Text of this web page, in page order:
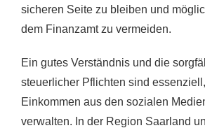
sicheren Seite zu bleiben und
dem Finanzamt zu vermeiden.
Ein gutes Verständnis und die
steuerlicher Pflichten sind
Einkommen aus den sozialen
verwalten. In der Region Saarland